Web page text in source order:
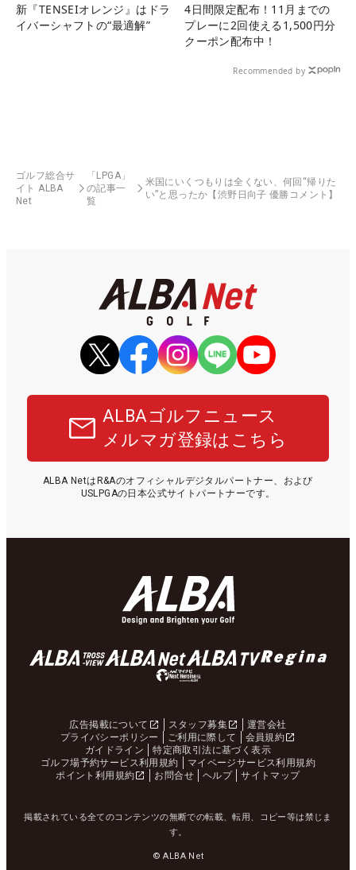
新『TENSEIオレンジ』はドラ
イバーシャフトの“最適解”
4日間限定配布！11月までの
プレーに2回使える1,500円分
クーポン配布中！
Recommended by
ゴルフ総合サ
イト ALBA
Net
「LPGA」
の記事一
覧
米国にいくつもりは全くない、何回“帰りた
い”と思ったか【渋野日向子 優勝コメント】
ALBAゴルフニュース
メルマガ登録はこちら
ALBA NetはR&Aのオフィシャルデジタルパートナー、および
USLPGAの日本公式サイトパートナーです。
広告掲載について スタッフ募集
運営会社
プライバシーポリシー
ご利用に際して
会員規約
ガイドライン
特定商取引法に基づく表示
ゴルフ場予約サービス利用規約
マイページサービス利用規約
ポイント利用規約
お問合せ ヘルプ サイトマップ
掲載されている全てのコンテンツの無断での転載、転用、コピー等は禁じま
す。
© ALBA Net